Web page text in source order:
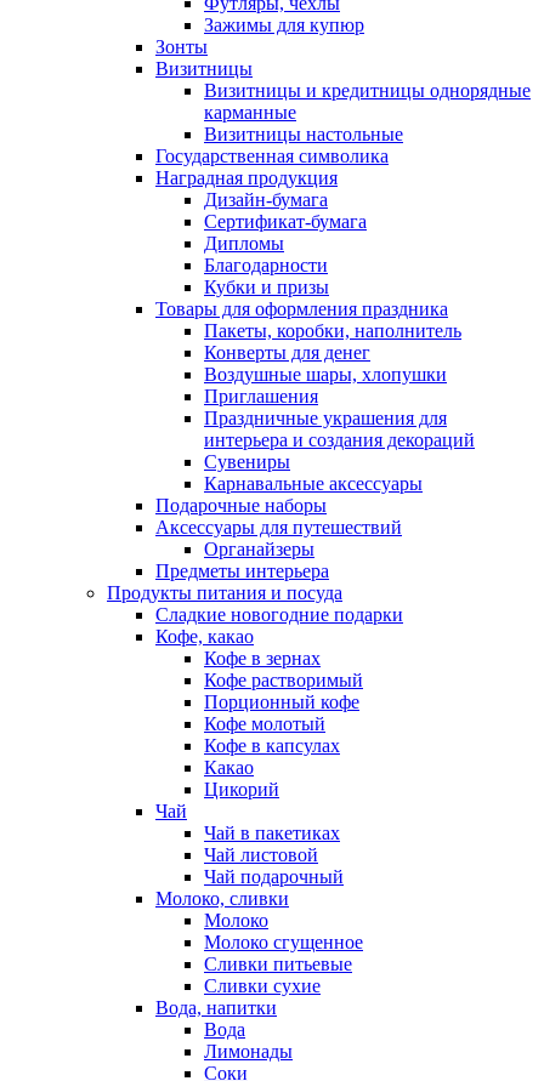
Зажимы для купюр
Зонты
Визитницы
Визитницы и кредитницы однорядные
карманные
Визитницы настольные
Государственная символика
Наградная продукция
Дизайн-бумага
Сертификат-бумага
Дипломы
Благодарности
Кубки и призы
Товары для оформления праздника
Пакеты, коробки, наполнитель
Конверты для денег
Воздушные шары, хлопушки
Приглашения
Праздничные украшения для
интерьера и создания декораций
Сувениры
Карнавальные аксессуары
Подарочные наборы
Аксессуары для путешествий
Органайзеры
Предметы интерьера
Продукты питания и посуда
Сладкие новогодние подарки
Кофе, какао
Кофе в зернах
Кофе растворимый
Порционный кофе
Кофе молотый
Кофе в капсулах
Какао
Цикорий
Чай
Чай в пакетиках
Чай листовой
Чай подарочный
Молоко, сливки
Молоко
Молоко сгущенное
Сливки питьевые
Сливки сухие
Вода, напитки
Вода
Лимонады
Соки